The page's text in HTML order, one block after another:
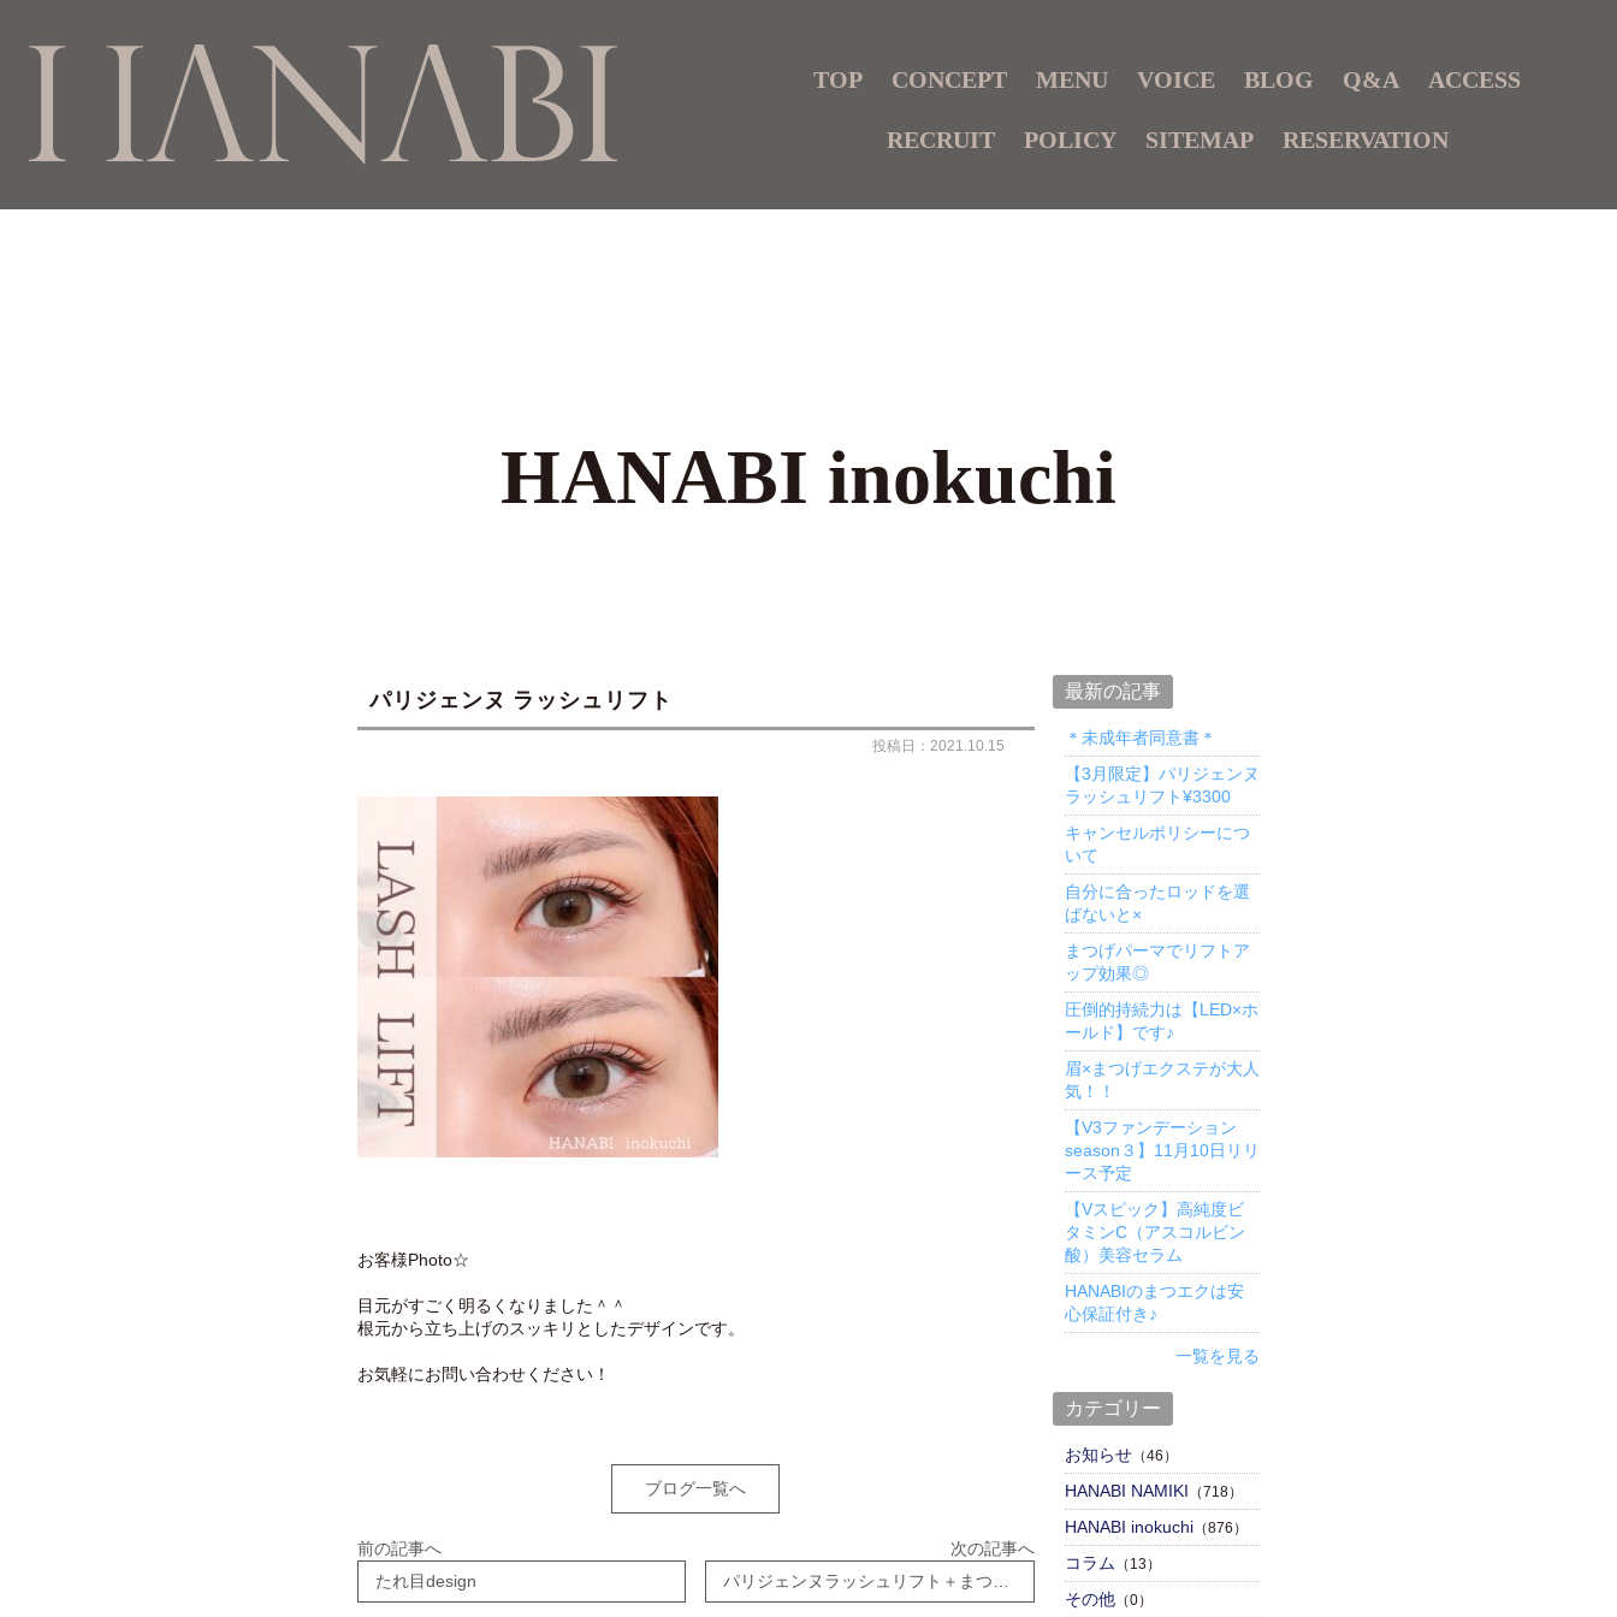
TOP CONCEPT MENU VOICE BLOG Q&A ACCESS
RECRUIT POLICY SITEMAP RESERVATION
HANABI inokuchi
パリジェンヌ ラッシュリフト
投稿日：2021.10.15
お客様Photo☆
目元がすごく明るくなりました＾＾
根元から立ち上げのスッキリとしたデザインです。
お気軽にお問い合わせください！
ブログ一覧へ
前の記事へ
たれ目design
次の記事へ
最新の記事
＊未成年者同意書＊
【3月限定】パリジェンヌ
ラッシュリフト¥3300
キャンセルポリシーにつ
いて
自分に合ったロッドを選
ばないと×
まつげパーマでリフトア
ップ効果◎
圧倒的持続力は【LED×ホ
ールド】です♪
眉×まつげエクステが大人
気！！
【V3ファンデーション
season３】11月10日リリ
ース予定
【Vスピック】高純度ビ
タミンC（アスコルビン
酸）美容セラム
HANABIのまつエクは安
心保証付き♪
一覧を見る
カテゴリー
お知らせ（46）
HANABI NAMIKI （718）
HANABI inokuchi（876）
コラム （13）
その他（0）